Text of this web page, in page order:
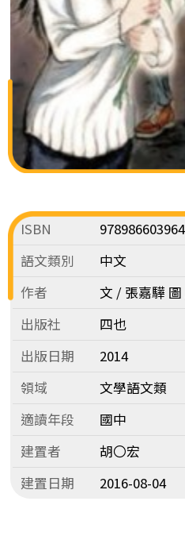
ISBN
語文類別
中文
作者
文 / 張嘉驊
出版社
四也
出版日期
2014
領域
文學語文類
適讀年段
國中
建置者
胡〇宏
建置日期
2016-08-04